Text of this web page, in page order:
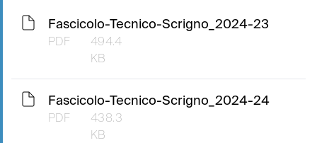
Fascicolo-Tecnico-Scrigno_2024-23
PDF
494.4
KB
Fascicolo-Tecnico-Scrigno_2024-24
PDF
438.3
KB